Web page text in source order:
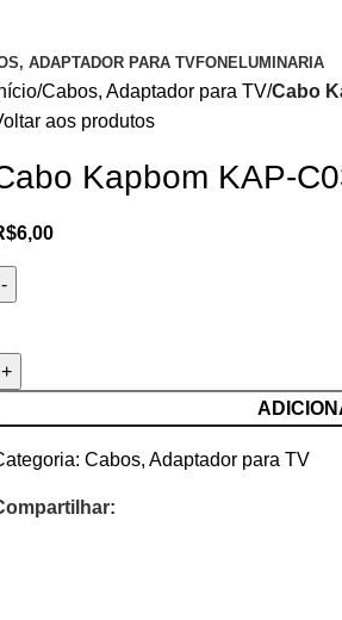
ADAPTADOR PARA TVFONELUMINARIA
Cabos, Adaptador para TV Cabo
aos produtos
Kapbom KAP-
6,00
Cabos, Adaptador para TV